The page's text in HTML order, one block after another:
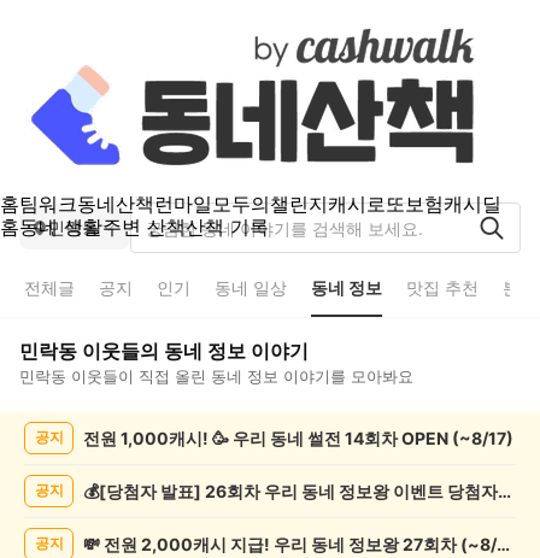
홈팀워크동네산책런마일모두의챌린지캐시로또보험캐시딜
홈동네 생활주변 산책산책 기록
민락동
전체글 공지 인기 동네 일상 동네 정보 맛집 추천 분
민락동 이웃들의 동네 정보 이야기
민락동 이웃들이 직접 올린 동네 정보 이야기를 모아봐요
공지 전원 1,000캐시! 🥳 우리 동네 썰전 14회차 OPEN (~8/17)
공지 💰[당첨자 발표] 26회차 우리 동네 정보왕 이벤트 당첨자를 발표합니다!
공지 💸 전원 2,000캐시 지급! 우리 동네 정보왕 27회차 (~8/10)